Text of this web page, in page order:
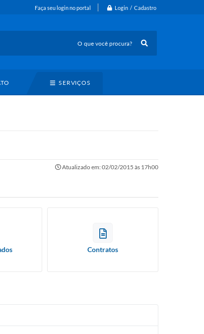
Faça seu login no portal Login / Cadastro
SERVIÇOS
Atualizado em: 02/02/2015 às 17h00
Contratos